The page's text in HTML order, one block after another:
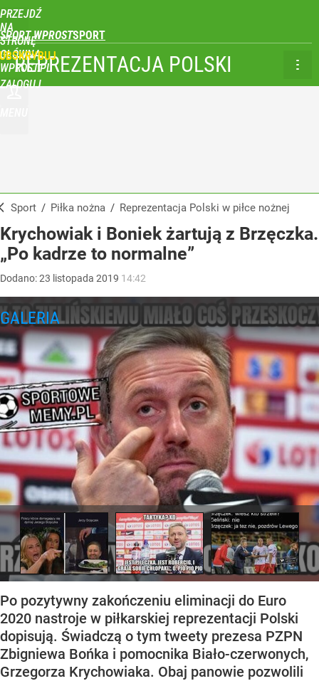
PRZEJDŹ
NA
STRONĘ
GŁÓWNĄ
WPROST.PL
SPORT WPROST
ZALOGUJ
REPREZENTACJA POLSKI
Sport / Piłka nożna / Reprezentacja Polski w piłce nożnej
Krychowiak i Boniek żartują z Brzęczka.
„Po kadrze to normalne”
Dodano:23 listopada 2019 14:42
Po pozytywny zakończeniu eliminacji do Euro
2020 nastroje w piłkarskiej reprezentacji Polski
dopisują. Świadczą o tym tweety prezesa PZPN
Zbigniewa Bońka i pomocnika Biało-czerwonych,
Grzegorza Krychowiaka. Obaj panowie pozwolili